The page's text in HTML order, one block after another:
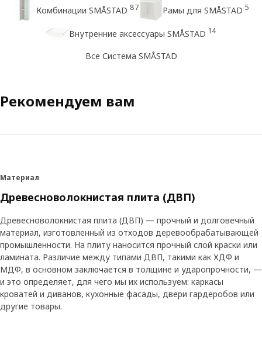
Комбинации SMÅSTAD 87 Рамы для SMÅSTAD 5
Внутренние аксессуары SMÅSTAD 14
Все Система SMÅSTAD
Рекомендуем вам
Материал
Древесноволокнистая плита (ДВП)
Древесноволокнистая плита (ДВП) — прочный и долговечный
материал, изготовленный из отходов деревообрабатывающей
промышленности. На плиту наносится прочный слой краски или
ламината. Различие между типами ДВП, такими как ХДФ и
МДФ, в основном заключается в толщине и ударопрочности, —
и это определяет, для чего мы их используем: каркасы
кроватей и диванов, кухонные фасады, двери гардеробов или
другие товары.